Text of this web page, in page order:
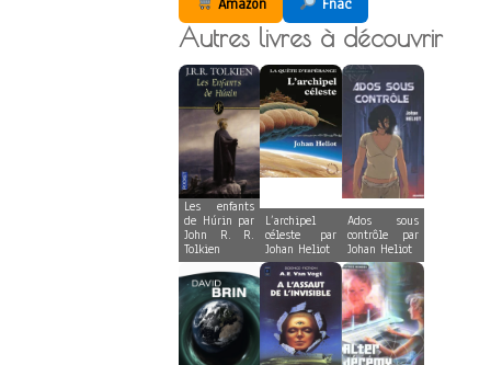
Autres livres à découvrir
Les enfants
de Húrin par
John R. R.
Tolkien
L’archipel
céleste par
Johan Heliot
Ados sous
contrôle par
Johan Heliot